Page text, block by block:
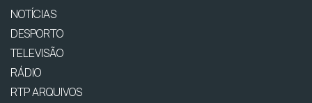
NOTÍCIAS
DESPORTO
TELEVISÃO
RÁDIO
RTP ARQUIVOS